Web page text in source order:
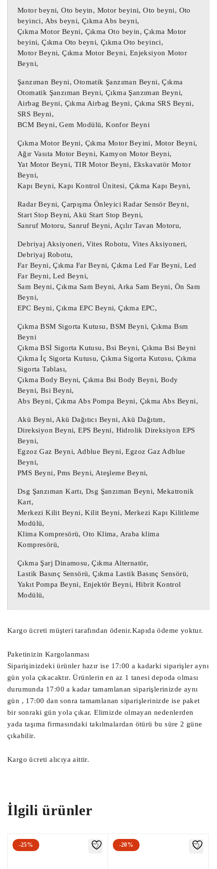
8K0959795G / 8K0959795D
8K0959795G Kapı Beyni / 8K0959795G Kapı
Beyni
8K0959795G Kapı Beyni / 8K0959795G Kapı
ÇIKMA PARÇA : Daha önce kullanılmış bir
Üründe bazı kozmetik aşınma izleri
durumdadır ve amaçlandığı gibi
çalışmaktadır.
Yukarıdaki tabloda yer alan parça
numarası parçanızın numarası ile aynı
çalışmayacaktır.
Oto beyni, Oto beyinci, Abs beyni, Çıkma
Abs beyni,
Çıkma Motor Beyni, Çıkma Oto beyin,
Çıkma Motor beyini, Çıkma Oto beyni,
Çıkma Oto beyinci,
Motor Beyni, Çıkma Motor Beyni,
Enjeksiyon Motor Beyni,
Şanzıman Beyni, Otomatik Şanzıman Beyni,
Çıkma Otomatik Şanzıman Beyni, Çıkma
Şanzıman Beyni,
Airbag Beyni, Çıkma Airbag Beyni, Çıkma
SRS Beyni, SRS Beyni,
Çıkma Motor Beyni, Çıkma Motor Beyini,
Motor Beyni,
Ağır Vasıta Motor Beyni, Kamyon Motor
Beyni,
Yat Motor Beyni, TIR Motor Beyni,
Ekskavatör Motor Beyni,
Kapı Beyni, Kapı Kontrol Ünitesi, Çıkma
Kapı Beyni,
Radar Beyni, Çarpışma Önleyici Radar
Sensör Beyni,
Start Stop Beyni, Akü Start Stop Beyni,
Sanruf Motoru, Sanruf Beyni, Açılır
Tavan Motoru,
Debriyaj Aksiyoneri, Vites Robotu, Vites
Far Beyni, Çıkma Far Beyni, Çıkma Led
Far Beyni, Led Far Beyni, Led Beyni,
Sam Beyni, Çıkma Sam Beyni, Arka Sam
Beyni, Ön Sam Beyni,
EPC Beyni, Çıkma EPC Beyni, Çıkma EPC,
Çıkma BSM Sigorta Kutusu, BSM Beyni,
Çıkma Bsm Beyni
Çıkma Bsi Beyni
Çıkma Body Beyni, Çıkma Bsi Body Beyni,
Body Beyni, Bsi Beyni,
Abs Beyni,
Motor beyni, Oto beyin, Motor beyini, Oto beyni, Oto
beyinci, Abs beyni, Çıkma Abs beyni,
Çıkma Motor Beyni, Çıkma Oto beyin, Çıkma Motor
beyini, Çıkma Oto beyni, Çıkma Oto beyinci,
Motor Beyni, Çıkma Motor Beyni, Enjeksiyon Motor
Beyni,
Şanzıman Beyni, Otomatik Şanzıman Beyni, Çıkma
Otomatik Şanzıman Beyni, Çıkma Şanzıman Beyni,
Airbag Beyni, Çıkma Airbag Beyni, Çıkma SRS Beyni,
SRS Beyni,
BCM Beyni, Gem Modülü, Konfor Beyni
Çıkma Motor Beyni, Çıkma Motor Beyini, Motor Beyni,
Ağır Vasıta Motor Beyni, Kamyon Motor Beyni,
Yat Motor Beyni, TIR Motor Beyni, Ekskavatör Motor
Beyni,
Kapı Beyni, Kapı Kontrol Ünitesi, Çıkma Kapı Beyni,
Radar Beyni, Çarpışma Önleyici Radar Sensör Beyni,
Start Stop Beyni, Akü Start Stop Beyni,
Sanruf Motoru, Sanruf Beyni, Açılır Tavan Motoru,
Debriyaj Aksiyoneri, Vites Robotu, Vites Aksiyoneri,
Debriyaj Robotu,
Far Beyni, Çıkma Far Beyni, Çıkma Led Far Beyni, Led
Far Beyni, Led Beyni,
Sam Beyni, Çıkma Sam Beyni, Arka Sam Beyni, Ön Sam
Beyni,
EPC Beyni, Çıkma EPC Beyni, Çıkma EPC,
Çıkma BSM Sigorta Kutusu, BSM Beyni, Çıkma Bsm
Beyni
Çıkma BSİ Sigorta Kutusu, Bsi Beyni, Çıkma Bsi Beyni
Çıkma İç Sigorta Kutusu, Çıkma Sigorta Kutusu, Çıkma
Sigorta Tablası,
Çıkma Body Beyni, Çıkma Bsi Body Beyni, Body
Beyni, Bsi Beyni,
Abs Beyni, Çıkma Abs Pompa Beyni, Çıkma Abs Beyni,
Akü Beyni, Akü Dağıtıcı Beyni, Akü Dağıtım,
Direksiyon Beyni, EPS Beyni, Hidrolik Direksiyon EPS
Beyni,
Egzoz Gaz Beyni, Adblue Beyni, Egzoz Gaz Adblue
Beyni,
PMS Beyni, Pms Beyni, Ateşleme Beyni,
Dsg Şanzıman Kartı, Dsg Şanzıman Beyni, Mekatronik
Kart,
Merkezi Kilit Beyni, Kilit Beyni, Merkezi Kapı Kilitleme
Modülü,
Klima Kompresörü, Oto Klima, Araba klima
Kompresörü,
Çıkma Şarj Dinamosu, Çıkma Alternatör,
Lastik Basınç Sensörü, Çıkma Lastik Basınç Sensörü,
Yakıt Pompa Beyni, Enjektör Beyni, Hibrit Kontrol
Modülü,
Kargo ücreti müşteri tarafından ödenir.Kapıda ödeme yoktur.
Paketinizin Kargolanması
Siparişinizdeki ürünler hazır ise 17:00 a kadarki siparişler aynı
gün yola çıkacaktır. Ürünlerin en az 1 tanesi depoda olması
durumunda 17:00 a kadar tamamlanan siparişlerinizde aynı
gün , 17:00 dan sonra tamamlanan siparişlerinizde ise paket
bir sonraki gün yola çıkar. Elimizde olmayan nedenlerden
yada taşıma firmasındaki takılmalardan ötürü bu süre 2 güne
çıkabilir.
Kargo ücreti alıcıya aittir.
İlgili ürünler
-25% -20%